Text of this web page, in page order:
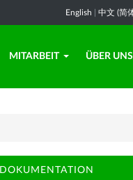
English 中文 (简
MITARBEIT ÜBER UNS
DOKUMENTATION